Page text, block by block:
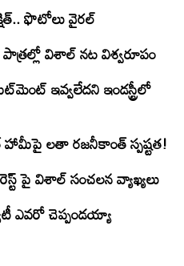
ఫొటోలు వైరల్
విశాల్ నట విశ్వరూపం
ఇవ్వలేదని ఇండస్ట్రీలో
లతా రజనీకాంత్ స్పష్టత!
పై విశాల్ సంచలన వ్యాఖ్యలు
ఎవరో చెప్పండయ్యా